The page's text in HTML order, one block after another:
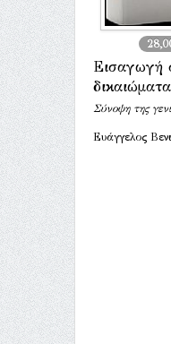
Εισαγωγή
δικαιώματα
Σύνοψη της
Ευάγγελος